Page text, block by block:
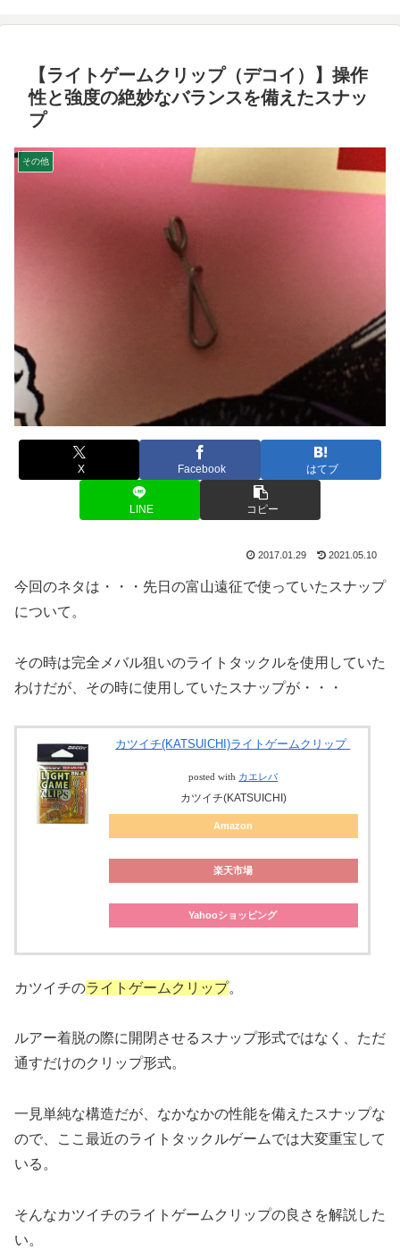
【ライトゲームクリップ（デコイ）】操作
性と強度の絶妙なバランスを備えたスナッ
プ
その他
X Facebook はてブ
LINE コピー
2017.01.29 2021.05.10
今回のネタは・・・先日の富山遠征で使っていたスナップ
について。
その時は完全メバル狙いのライトタックルを使用していた
わけだが、その時に使用していたスナップが・・・
カツイチ(KATSUICHI)ライトゲームクリップ
posted with カエレバ
カツイチ(KATSUICHI)
Amazon
楽天市場
Yahooショッピング
カツイチのライトゲームクリップ。
ルアー着脱の際に開閉させるスナップ形式ではなく、ただ
通すだけのクリップ形式。
一見単純な構造だが、なかなかの性能を備えたスナップな
ので、ここ最近のライトタックルゲームでは大変重宝して
いる。
そんなカツイチのライトゲームクリップの良さを解説した
い。